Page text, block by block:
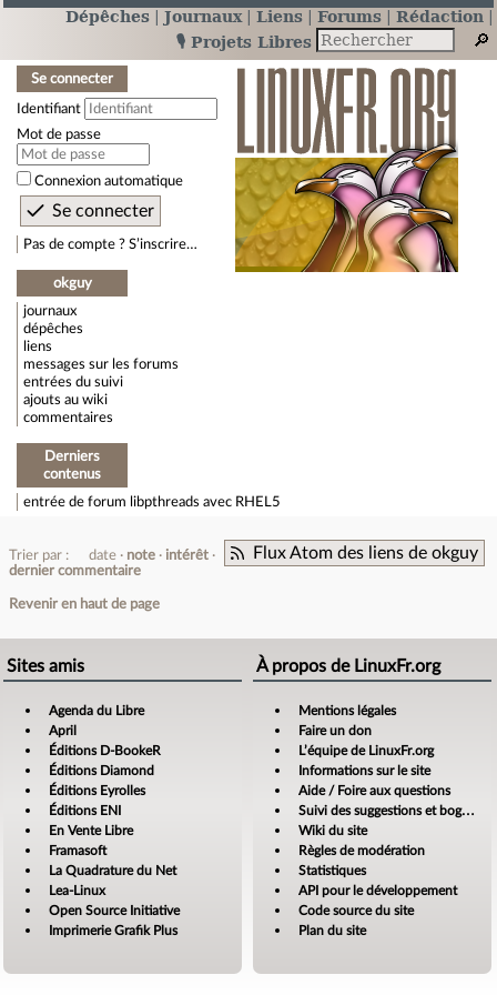
Dépêches Journaux Liens Forums
Rédaction
🎙️ Projets Libres
Se connecter
Identifiant
Mot de passe
Connexion automatique
Pas de compte ? S’inscrire…
okguy
journaux
dépêches
liens
messages sur les forums
entrées du suivi
ajouts au wiki
commentaires
Derniers
contenus
entrée de forum libpthreads avec RHEL5
Flux Atom des liens de okguy
Trier par : date note
intérêt
dernier commentaire
Revenir en haut de page
Sites amis
Agenda du Libre
April
Éditions D-BookeR
Éditions Diamond
Éditions Eyrolles
Éditions ENI
En Vente Libre
Framasoft
La Quadrature du Net
Lea-Linux
Open Source Initiative
Imprimerie Grafik Plus
À propos de LinuxFr.org
Mentions légales
Faire un don
L’équipe de LinuxFr.org
Informations sur le site
Aide / Foire aux questions
Suivi des suggestions et bogues
Wiki du site
Règles de modération
Statistiques
API pour le développement
Code source du site
Plan du site